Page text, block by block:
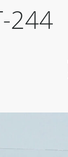
244